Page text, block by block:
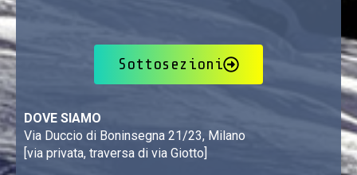
Sottosezioni
DOVE SIAMO
Via Duccio di Boninsegna 21/23, Milano
[via privata, traversa di via Giotto]